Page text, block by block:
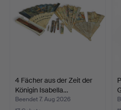
4 Fächer aus der Zeit der
Königin Isabella…
Beendet 7. Aug 2026